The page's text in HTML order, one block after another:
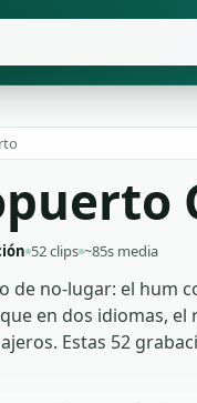
52 clips ~85s media
de no-lugar: el hum
en dos idiomas,
Estas 52